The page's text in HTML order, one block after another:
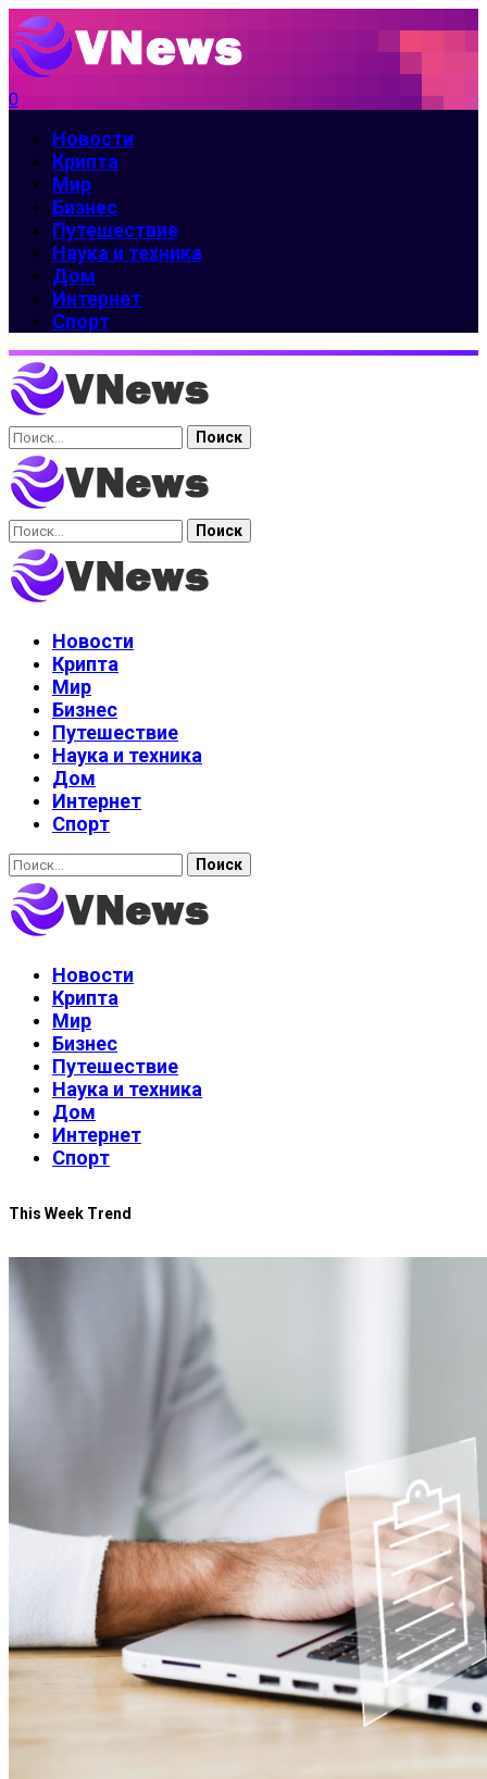
0
Новости
Крипта
Мир
Бизнес
Путешествие
Наука и техника
Дом
Интернет
Спорт
Найти:
Найти:
Новости
Крипта
Мир
Бизнес
Путешествие
Наука и техника
Дом
Интернет
Спорт
Найти:
Новости
Крипта
Мир
Бизнес
Путешествие
Наука и техника
Дом
Интернет
Спорт
This Week Trend